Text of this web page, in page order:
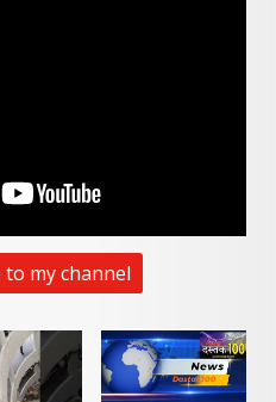
to my channel